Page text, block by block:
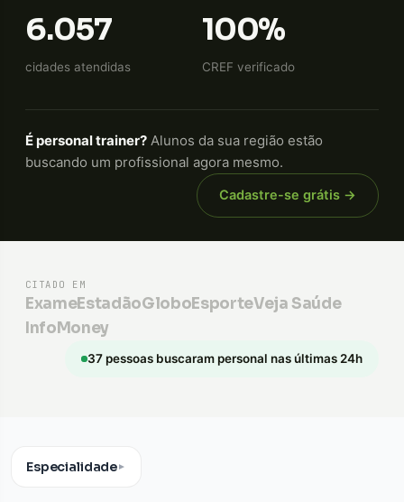
6.057
cidades atendidas
100%
CREF verificado
É personal trainer? Alunos da sua região estão
buscando um profissional agora mesmo.
Cadastre-se grátis →
CITADO EM
ExameEstadãoGloboEsporteVeja Saúde
InfoMoney
37 pessoas buscaram personal nas últimas 24h
Especialidade▼